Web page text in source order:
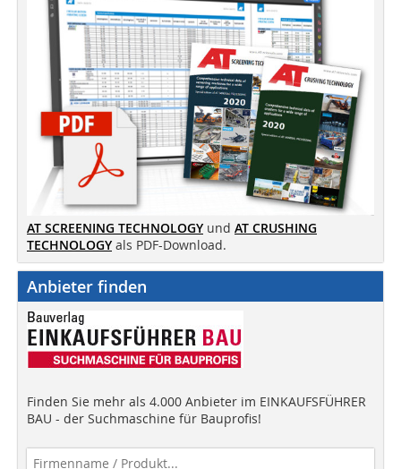
AT SCREENING TECHNOLOGY und AT CRUSHING
TECHNOLOGY als PDF-Download.
Anbieter finden
Finden Sie mehr als 4.000 Anbieter im EINKAUFSFÜHRER
BAU - der Suchmaschine für Bauprofis!